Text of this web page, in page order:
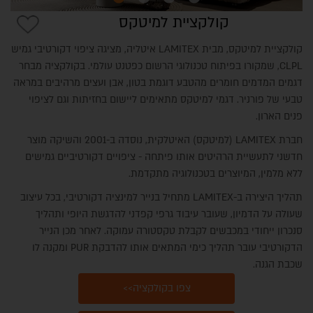
קולקציית למיטקס
קולקציית למיטקס, מבית LAMITEX איטליה, מציגה ציפוי דקורטיבי גמיש
CLPL, שמקורו בפיתוח טכנולוגי הרשום כפטנט עולמי. בקולקציה מבחר
דגמים המדמים חומרים מהטבע דוגמת בטון, אבן ועצים מרהיבים במראה
טבעי של פורניר. דגמי למיטקס מתאימים ליישום בחזיתות וגם לציפוי
פנים הארון.
חברת LAMITEX (למיטקס) האיטלקית, נוסדה ב-2001 והשיקה מוצר
חדשני לתעשיית הרהיטים אותו פיתחה - ציפויים דקורטיביים גמישים
ללא מלמין, המיוצרים בטכנולוגיה מתקדמת.
תהליך היצירה ב-LAMITEX מתחיל בנייר למינציה דקורטיבי, בכל עיצוב
שעולה על הדמיון, שעובר עיבוד גרפי קפדני להדגשת היופי ותהליך
סנכרון ייחודי במכבשים לקבלת טקסטורה עמוקה. לאחר מכן הנייר
הדקורטיבי עובר תהליך כימי המתאים אותו להדבקת PUR ומקנה לו
שכבת הגנה.
צפו בקולקציה>>